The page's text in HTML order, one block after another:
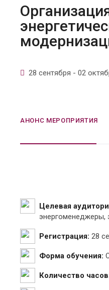
28 сентября - 02
АНОНС МЕРОПРИЯТИЯ
Целевая
энергоменеджеры,
Регистрация: 28
Форма обучения:
Количество